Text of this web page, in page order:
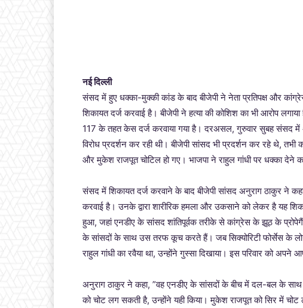
नई दिल्ली
संसद में हुए धक्का-मुक्की कांड के बाद बीजेपी ने नेता प्रतिपक्ष और
शिकायत दर्ज करवाई है। बीजेपी ने हत्या की कोशिश का भी आरोप
117 के तहत केस दर्ज करवाया गया है। दरअसल, गुरुवार सुबह संसद में
विरोध प्रदर्शन कर रही थी। बीजेपी सांसद भी प्रदर्शन कर रहे थे,
और मुकेश राजपूत चोटिल हो गए। भाजपा ने राहुल गांधी पर धक्का देने
संसद में शिकायत दर्ज करवाने के बाद बीजेपी सांसद अनुराग ठाकुर ने
करवाई है। उनके द्वारा शारीरिक हमला और उकसाने को लेकर है यह
हुआ, जहां एनडीए के सांसद शांतिपूर्वक तरीके से कांग्रेस के झूठ के
के सांसदों के साथ उस तरफ कूच करते हैं। जब सिक्योरिटी फोर्सेस के
राहुल गांधी का रवैया था, उन्होंने गुस्सा दिखाया। इस परिवार को
अनुराग ठाकुर ने कहा, ”वह एनडीए के सांसदों के बीच में दल-बल के
को चोट लग सकती है, उन्होंने यही किया। मुकेश राजपूत को सिर में